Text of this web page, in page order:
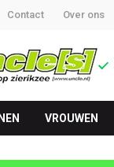
Contact Over ons
VROUWEN